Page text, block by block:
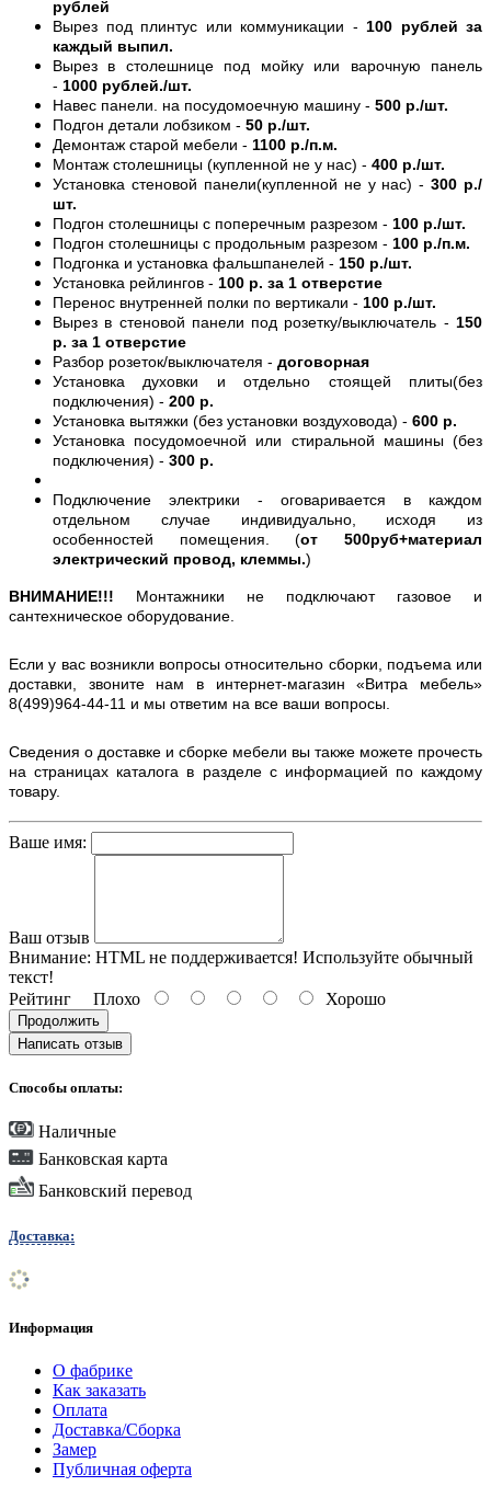
рублей
Вырез под плинтус или коммуникации - 100 рублей за
каждый выпил.
Вырез в столешнице под мойку или варочную панель
- 1000 рублей./шт.
Навес панели. на посудомоечную машину - 500 р./шт.
Подгон детали лобзиком - 50 р./шт.
Демонтаж старой мебели - 1100 р./п.м.
Монтаж столешницы (купленной не у нас) - 400 р./шт.
Установка стеновой панели(купленной не у нас) -300 р./
шт.
Подгон столешницы с поперечным разрезом - 100 р./шт.
Подгон столешницы с продольным разрезом - 100 р./п.м.
Подгонка и установка фальшпанелей - 150 р./шт.
Установка рейлингов - 100 р. за 1 отверстие
Перенос внутренней полки по вертикали - 100 р./шт.
Вырез в стеновой панели под розетку/выключатель - 150
р. за 1 отверстие
Разбор розеток/выключателя - договорная
Установка духовки и отдельно стоящей плиты(без
подключения) - 200 р.
Установка вытяжки (без установки воздуховода) - 600 р.
Установка посудомоечной или стиральной машины (без
подключения) - 300 р.
Подключение электрики - оговаривается в каждом
отдельном случае индивидуально, исходя из
особенностей помещения. (от 500руб+материал
электрический провод, клеммы.)
ВНИМАНИЕ!!! Монтажники не подключают газовое и
сантехническое оборудование.
Если у вас возникли вопросы относительно сборки, подъема или
доставки, звоните нам в интернет-магазин «Витра мебель»
8(499)964-44-11 и мы ответим на все ваши вопросы.
Сведения о доставке и сборке мебели вы также можете прочесть
на страницах каталога в разделе с информацией по каждому
товару.
Ваше имя:
Ваш отзыв
Внимание: HTML не поддерживается! Используйте обычный
текст!
Рейтинг Плохо Хорошо
Продолжить
Написать отзыв
Способы оплаты:
Наличные
Банковская карта
Банковский перевод
Доставка:
Информация
О фабрике
Как заказать
Оплата
Доставка/Сборка
Замер
Публичная оферта